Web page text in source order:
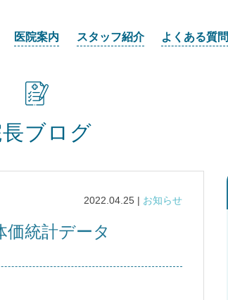
医院案内 スタッフ紹介 よくある質問
長ブログ
2022.04.25 | お知らせ
統計データ